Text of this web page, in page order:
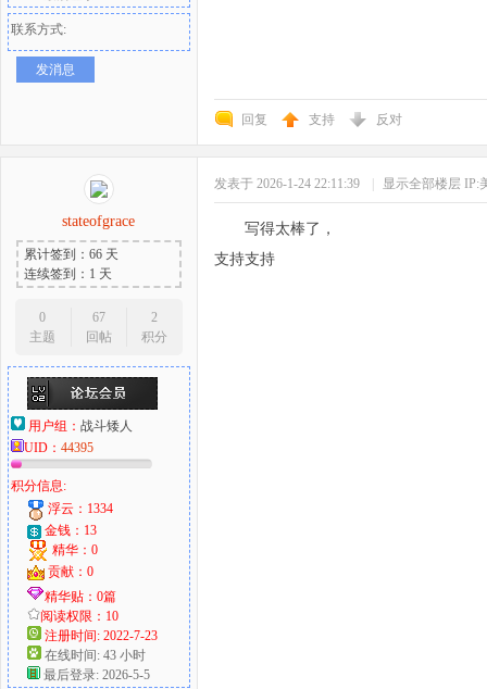
联系方式:
发消息
回复 支持 反对
stateofgrace
累计签到：66 天
连续签到：1 天
0
主题
67
回帖
2
积分
用户组： 战斗矮人
UID： 44395
积分信息:
浮云：1334
金钱：13
精华：0
贡献：0
精华贴：0篇
阅读权限：10
注册时间: 2022-7-23
在线时间: 43 小时
最后登录: 2026-5-5
发表于 2026-1-24 22:11:39 显示全部楼层 IP:
写得太棒了，
支持支持